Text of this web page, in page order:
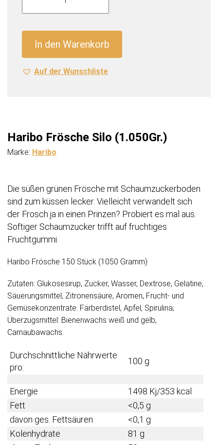
Silo
In den Warenkorb
Auf der Wunschliste
Haribo Frösche Silo (1.050Gr.)
Marke: Haribo
Die süßen grünen Frösche mit Schaumzuckerboden
sind zum küssen lecker. Vielleicht verwandelt sich
der Frosch ja in einen Prinzen? Probiert es mal aus.
Softiger Schaumzucker trifft auf fruchtiges
Fruchtgummi.
Haribo Frösche 150 Stück (1050 Gramm)
Zutaten: Glukosesirup, Zucker, Wasser, Dextrose, Gelatine,
Säuerungsmittel, Zitronensäure, Aromen, Frucht- und
Gemüsekonzentrate: Färberdistel, Apfel, Spirulina;
Überzugsmittel: Bienenwachs weiß und gelb,
Carnaubawachs.
Durchschnittliche Nährwerte
pro:
100 g
Energie
1498 Kj/353 kcal
Fett
<0,5 g
davon ges. Fettsäuren
<0,1 g
Kolenhydrate
81 g